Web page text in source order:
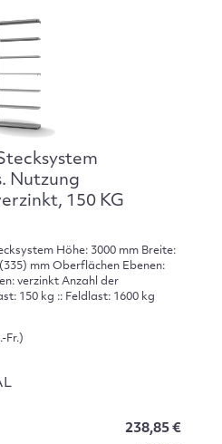
Nutzung
150 KG
Höhe: 3000 mm Breite:
mm Oberflächen Ebenen:
verzinkt Anzahl der
150 kg :: Feldlast: 1600 kg
Fr.)
238,85 €